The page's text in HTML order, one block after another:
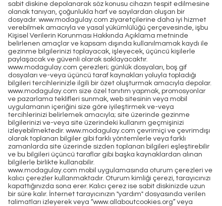
sabit diskine depolanarak söz konusu cihazın tespit edilmesine
olanak tanıyan, çoğunlukla harf ve sayılardan oluşan bir
dosyadır. www.modagulay.com ziyaretçilerine daha iyi hizmet
verebilmek amacıyla ve yasal yükümlülüğü çerçevesinde, işbu
Kişisel Verilerin Korunması Hakkında Açıklama metninde
belirlenen amaçlar ve kapsam dışında kullanılmamak kaydı ile
gezinme bilgilerinizi toplayacak, işleyecek, üçüncü kişilerle
paylaşacak ve güvenli olarak saklayacaktır.
www.modagulay.com çerezleri; günlük dosyaları, boş gif
dosyaları ve-veya üçüncü taraf kaynakları yoluyla topladığı
bilgileri tercihlerinizle ilgili bir özet oluşturmak amacıyla depolar.
www.modagulay.com size özel tanıtım yapmak, promosyonlar
ve pazarlama teklifleri sunmak, web sitesinin veya mobil
uygulamanın içeriğini size göre iyileştirmek ve-veya
tercihlerinizi belirlemek amacıyla; site üzerinde gezinme
bilgilerinizi ve-veya site üzerindeki kullanım geçmişinizi
izleyebilmektedir. www.modagulay.com çevrimiçi ve çevrimdışı
olarak toplanan bilgiler gibi farklı yöntemlerle veya farklı
zamanlarda site üzerinde sizden toplanan bilgileri eşleştirebilir
ve bu bilgileri üçüncü taraflar gibi başka kaynaklardan alınan
bilgilerle birlikte kullanabilir.
www.modagulay.com mobil uygulamasında oturum çerezleri ve
kalıcı çerezler kullanmaktadır. Oturum kimliği çerezi, tarayıcınızı
kapattığınızda sona erer. Kalıcı çerez ise sabit diskinizde uzun
bir süre kalır. İnternet tarayıcınızın "yardım" dosyasında verilen
talimatları izleyerek veya “www.allaboutcookies.org” veya